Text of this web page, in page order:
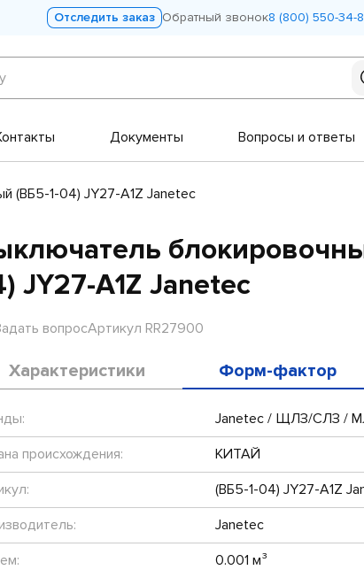
Отследить заказ Обратный звонок8 (800) 550-34-
Документы Вопросы и ответы
(ВБ5-1-04) JY27-A1Z Janetec
JY27-A1Z Janetec
вопросАртикул RR27900
Характеристики Форм-фактор
Janetec / ЩЛЗ/СЛЗ /
происхождения:
КИТАЙ
(ВБ5-1-04) JY27-A1Z
Janetec
0.001 м³